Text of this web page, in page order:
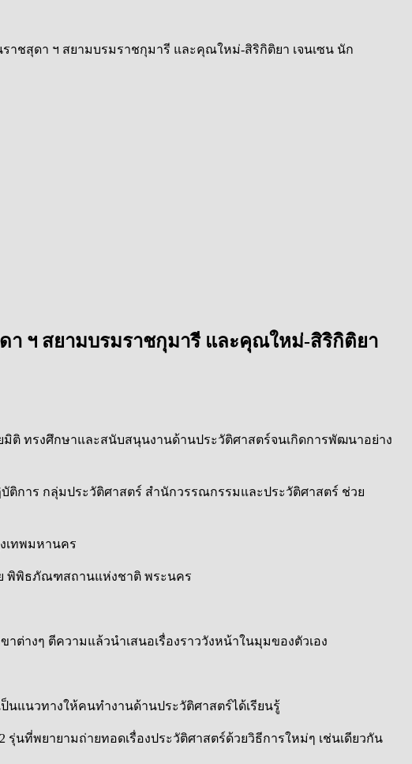
าชสุดา ฯ สยามบรมราชกุมารี และคุณใหม่-สิริกิติยา เจนเซน นัก
า ฯ สยามบรมราชกุมารี และคุณใหม่-สิริกิติยา
ติ ทรงศึกษาและสนับสนุนงานด้านประวัติศาสตร์จนเกิดการพัฒนาอย่าง
การ กลุ่มประวัติศาสตร์ สำนักวรรณกรรมและประวัติศาสตร์ ช่วย
เทพมหานคร
ย พิพิธภัณฑสถานแห่งชาติ พระนคร
ต่างๆ ตีความแล้วนำเสนอเรื่องราววังหน้าในมุมของตัวเอง
แนวทางให้คนทำงานด้านประวัติศาสตร์ได้เรียนรู้
นที่พยายามถ่ายทอดเรื่องประวัติศาสตร์ด้วยวิธีการใหม่ๆ เช่นเดียวกัน